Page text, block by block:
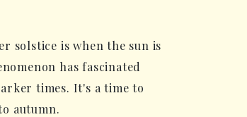
solstice is when the sun is
has fascinated
times. It's a time to
autumn.